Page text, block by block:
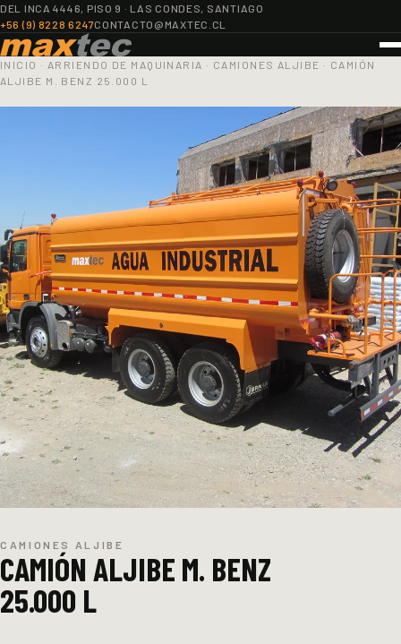
DEL INCA 4446, PISO 9 · LAS CONDES, SANTIAGO
+56 (9) 8228 6247CONTACTO@MAXTEC.CL
INICIO · ARRIENDO DE MAQUINARIA · CAMIONES ALJIBE · CAMIÓN
ALJIBE M. BENZ 25.000 L
CAMIONES ALJIBE
CAMIÓN ALJIBE M. BENZ
25.000 L